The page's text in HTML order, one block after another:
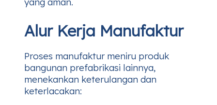
Alur Kerja Manufaktur
Proses manufaktur meniru produk
bangunan prefabrikasi lainnya,
menekankan keterulangan dan
keterlacakan: